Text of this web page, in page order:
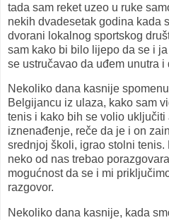
tada sam reket uzeo u ruke
nekih dvadesetak godina kada
dvorani lokalnog sportskog
sam kako bi bilo lijepo da se i
se ustručavao da uđem unutra i
Nekoliko dana kasnije
Belgijancu iz ulaza, kako sam
tenis i kako bih se volio uključiti
iznenađenje, reče da je i on
srednjoj školi, igrao stolni
neko od nas trebao
mogućnost da se i mi
razgovor.
Nekoliko dana kasnije, kada